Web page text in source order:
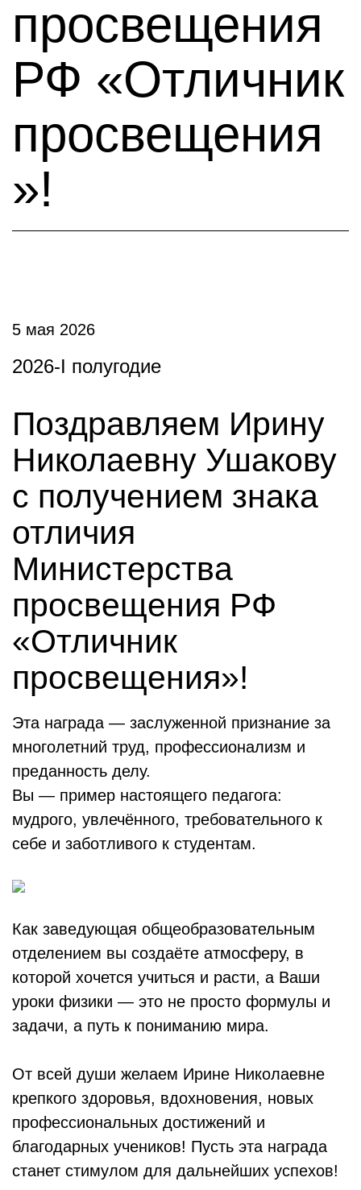
просвещения
РФ «Отличник
просвещения
»!
5 мая 2026
2026-I полугодие
Поздравляем Ирину
Николаевну Ушакову
с получением знака
отличия
Министерства
просвещения РФ
«Отличник
просвещения»!
Эта награда — заслуженной признание за
многолетний труд, профессионализм и
преданность делу.
Вы — пример настоящего педагога:
мудрого, увлечённого, требовательного к
себе и заботливого к студентам.
Как заведующая общеобразовательным
отделением вы создаёте атмосферу, в
которой хочется учиться и расти, а Ваши
уроки физики — это не просто формулы и
задачи, а путь к пониманию мира.
От всей души желаем Ирине Николаевне
крепкого здоровья, вдохновения, новых
профессиональных достижений и
благодарных учеников! Пусть эта награда
станет стимулом для дальнейших успехов!